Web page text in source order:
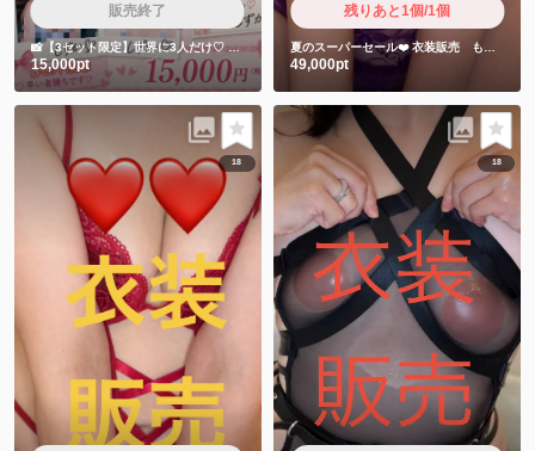
販売終了
📸【3セット限定】世界に3人だけ♡ しずかちゃん直筆サイン入りチェキ5枚セット
15,000pt
残りあと1個/1個
夏のスーパーセール❤️ 衣装販売 もちゅりん食べた時の衣装です❤️
49,000pt
18 18